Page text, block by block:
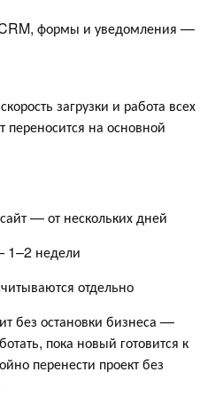
формы и уведомления —
загрузки и работа всех
переносится на основной
— от нескольких дней
1–2 недели
отдельно
без остановки бизнеса —
пока новый готовится к
перенести проект без